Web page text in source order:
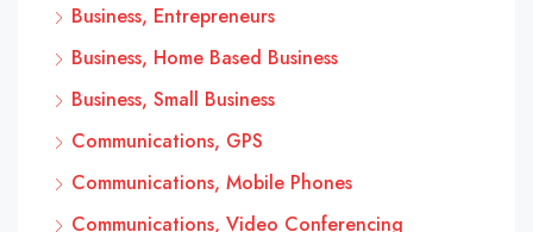
Business, Entrepreneurs
Business, Home Based Business
Business, Small Business
Communications, GPS
Communications, Mobile Phones
Communications, Video Conferencing